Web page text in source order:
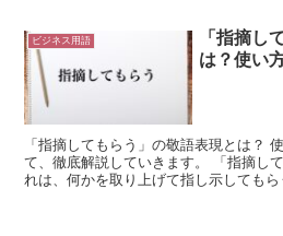
ビジネス用語
「指摘し
は？使い
「指摘してもらう」の敬語表現とは？
て、徹底解説していきます。 「指摘し
れは、何かを取り上げて指し示しても